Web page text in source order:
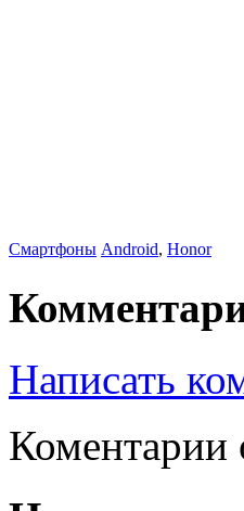
Смартфоны Android, Honor
Написать
Коментарии